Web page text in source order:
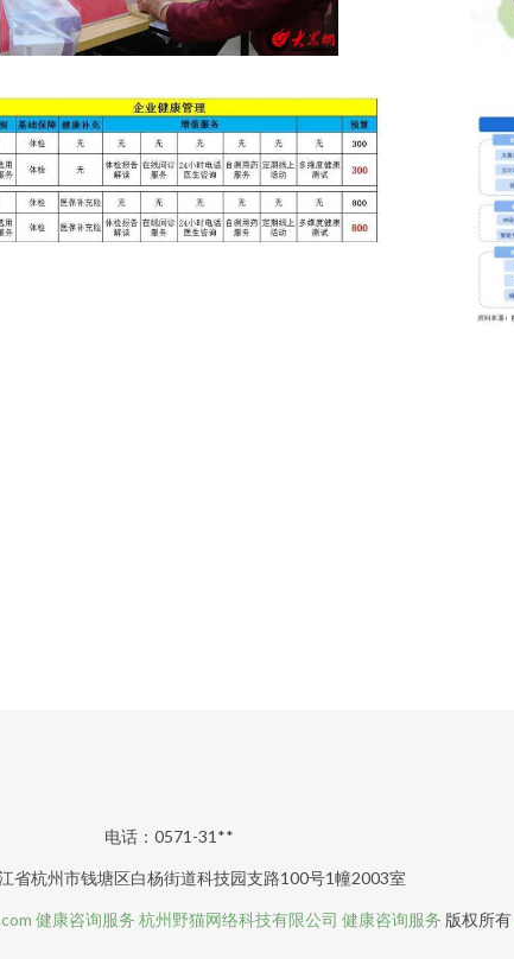
电话：0571-31**
省杭州市钱塘区白杨街道科技园支路100号1幢2003室
健康咨询服务 杭州野猫网络科技有限公司 健康咨询服务 版权所有